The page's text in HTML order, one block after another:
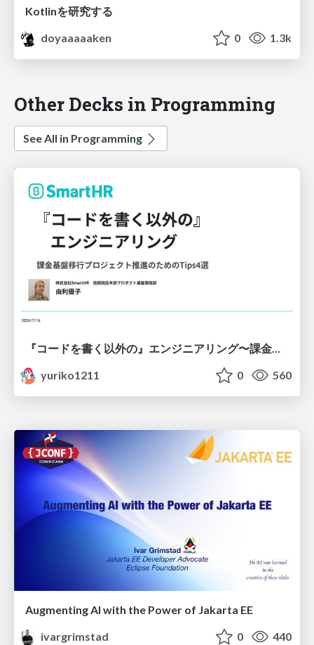
Kotlinを研究する
doyaaaaaken
0 1.3k
Other Decks in Programming
See All in Programming
yuriko1211
0 560
Augmenting AI with the Power of Jakarta EE
ivargrimstad
0 440